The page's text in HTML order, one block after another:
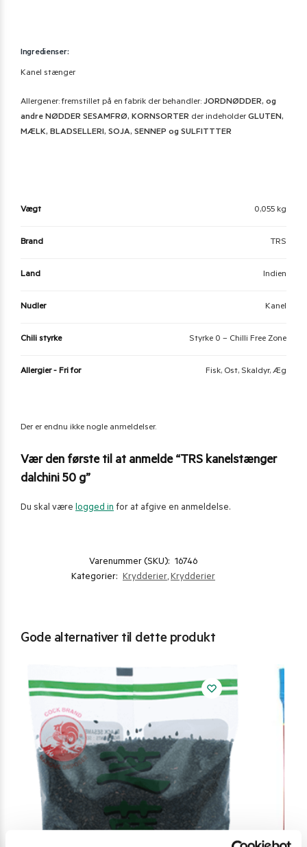
Ingredienser:
Kanel stænger
Allergener: fremstillet på en fabrik der behandler: JORDNØDDER, og
andre NØDDER SESAMFRØ, KORNSORTER der indeholder GLUTEN,
MÆLK, BLADSELLERI, SOJA, SENNEP og SULFITTTER
Vægt 0,055 kg
Brand TRS
Land Indien
Nudler Kanel
Chili styrke Styrke 0 – Chilli Free Zone
Allergier - Fri for Fisk, Ost, Skaldyr, Æg
Der er endnu ikke nogle anmeldelser.
Vær den første til at anmelde “TRS kanelstænger
dalchini 50 g”
Du skal være logged in for at afgive en anmeldelse.
Varenummer (SKU): 16746
Kategorier: Krydderier, Krydderier
Gode alternativer til dette produkt